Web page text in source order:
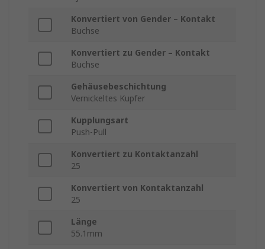
Konvertiert von Gender – Kontakt
Buchse
Konvertiert zu Gender – Kontakt
Buchse
Gehäusebeschichtung
Vernickeltes Kupfer
Kupplungsart
Push-Pull
Konvertiert zu Kontaktanzahl
25
Konvertiert von Kontaktanzahl
25
Länge
55.1mm